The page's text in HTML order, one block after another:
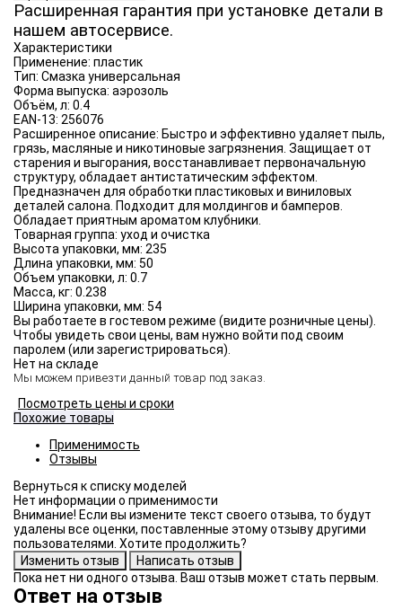
Расширенная гарантия при установке детали в
нашем автосервисе.
Характеристики
Применение: пластик
Тип: Смазка универсальная
Форма выпуска: аэрозоль
Объём, л: 0.4
EAN-13: 256076
Расширенное описание: Быстро и эффективно удаляет пыль,
грязь, масляные и никотиновые загрязнения. Защищает от
старения и выгорания, восстанавливает первоначальную
структуру, обладает антистатическим эффектом.
Предназначен для обработки пластиковых и виниловых
деталей салона. Подходит для молдингов и бамперов.
Обладает приятным ароматом клубники.
Товарная группа: уход и очистка
Высота упаковки, мм: 235
Длина упаковки, мм: 50
Объем упаковки, л: 0.7
Масса, кг: 0.238
Ширина упаковки, мм: 54
Вы работаете в гостевом режиме (видите розничные цены).
Чтобы увидеть свои цены, вам нужно войти под своим
паролем (или зарегистрироваться).
Нет на складе
Мы можем привезти данный товар под заказ.
Посмотреть цены и сроки
Похожие товары
Применимость
Отзывы
Нет информации о применимости
Внимание! Если вы измените текст своего отзыва, то будут
удалены все оценки, поставленные этому отзыву другими
пользователями. Хотите продолжить?
Пока нет ни одного отзыва. Ваш отзыв может стать первым.
Ответ на отзыв